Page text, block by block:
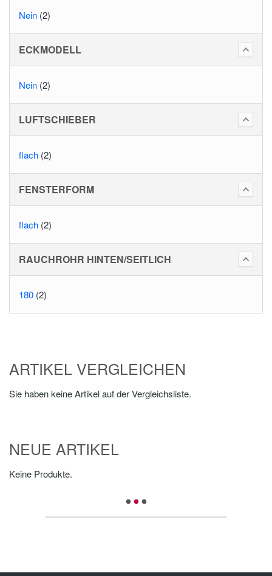
Nein (2)
ECKMODELL
Nein (2)
LUFTSCHIEBER
flach (2)
FENSTERFORM
flach (2)
RAUCHROHR HINTEN/SEITLICH
180 (2)
ARTIKEL VERGLEICHEN
Sie haben keine Artikel auf der Vergleichsliste.
NEUE ARTIKEL
Keine Produkte.